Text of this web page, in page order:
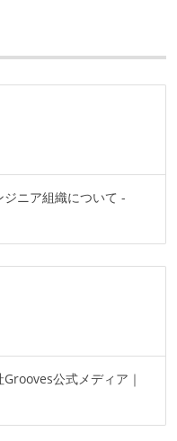
rspec
ニア組織について -
公式メディア｜